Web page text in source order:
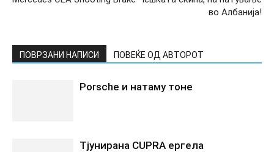
во Албанија!
ПОВРЗАНИ НАПИСИ ПОВЕЌЕ ОД АВТОРОТ
Porsche и натаму тоне
Tјунирана CUPRA ергела